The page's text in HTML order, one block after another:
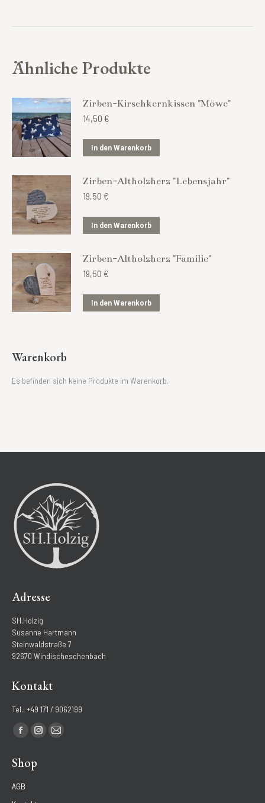
Ähnliche Produkte
Zirben-Kirschkernkissen "Möwe"
14,50 €
In den Warenkorb
Zirben-Altholzherz "Lebensjahr"
19,50 €
In den Warenkorb
Zirben-Altholzherz "Familie"
19,50 €
In den Warenkorb
Warenkorb
Es befinden sich keine Produkte im Warenkorb.
Adresse
SH.Holzig
Susanne Hartmann
Steinwaldstraße 7
92670 Windischeschenbach
Kontakt
Tel.: +49 171 / 9062199
Finden Sie uns auf:
Facebook
opens
in
Instagram
E-
Shop
AGB